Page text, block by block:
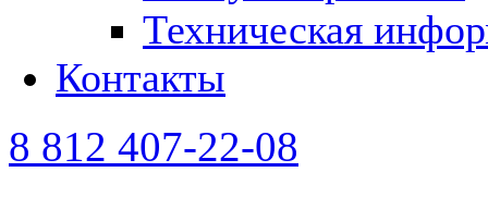
Техническая
Контакты
8 812 407-22-08